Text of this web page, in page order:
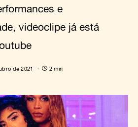
e
videoclipe já está
de 2021 2 min